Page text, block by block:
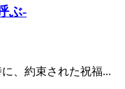
ぶ-
、約束された祝福...